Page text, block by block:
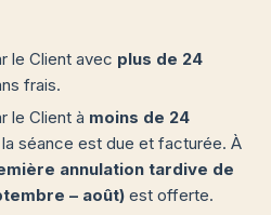
le Client avec plus de 24
frais.
le Client à moins de 24
séance est due et facturée. À
annulation tardive de
– août) est offerte.